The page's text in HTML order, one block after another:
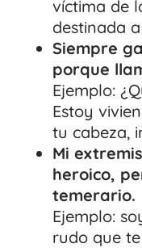
víctima de
destinada
Siempre
porque
Ejemplo:
Estoy
tu cabeza,
Mi
heroico,
temerario.
Ejemplo:
rudo que